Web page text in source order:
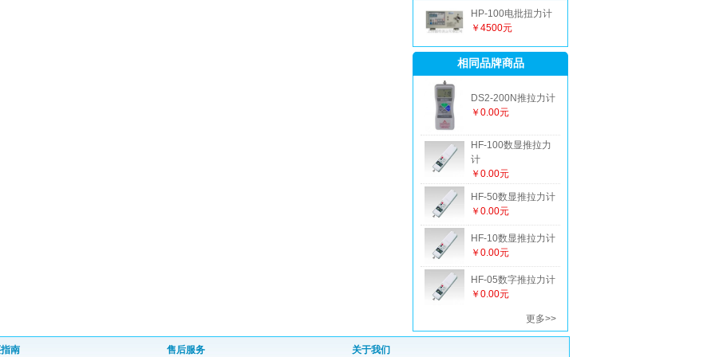
HP-100电批扭力计
￥4500元
相同品牌商品
DS2-200N推拉力计
￥0.00元
HF-100数显推拉力
计
￥0.00元
HF-50数显推拉力计
￥0.00元
HF-10数显推拉力计
￥0.00元
HF-05数字推拉力计
￥0.00元
更多>>
南 售后服务 关于我们